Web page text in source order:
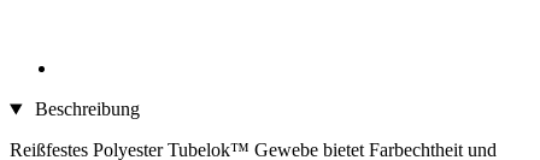
Beschreibung
Reißfestes Polyester Tubelok™ Gewebe bietet Farbechtheit und